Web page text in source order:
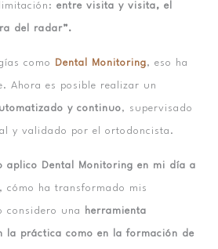
entre visita y visita, el
del radar”.
como Dental Monitoring, eso ha
Ahora es posible realizar un
y continuo, supervisado
y validado por el ortodoncista.
aplico Dental Monitoring en mi día a
, cómo ha transformado mis
considero una herramienta
la práctica como en la formación de